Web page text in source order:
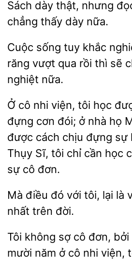
dày
nhưng
chẳng thấy dày nữa.
sống tuy khắc
răng vượt qua rồi thì sẽ
nữa.
Ở cô
viện, tôi học
đựng cơn đói; ở nhà họ
được cách chịu đựng sự
Thụy Sĩ, tôi chỉ cần học
sự
đơn.
Mà điều đó với
lại là
trên
Tôi không cô đơn, bởi
mười năm ở cô nhi viện,